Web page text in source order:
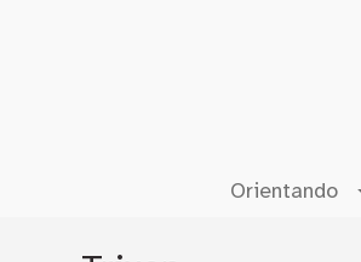
Orientando